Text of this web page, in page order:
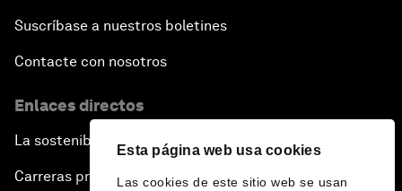
Esta página web usa cookies
Las cookies de este sitio web se usan
Suscríbase a nuestros boletines
Contacte con nosotros
Enlaces directos
La sostenibilidad en el Foro
Carreras profesionales